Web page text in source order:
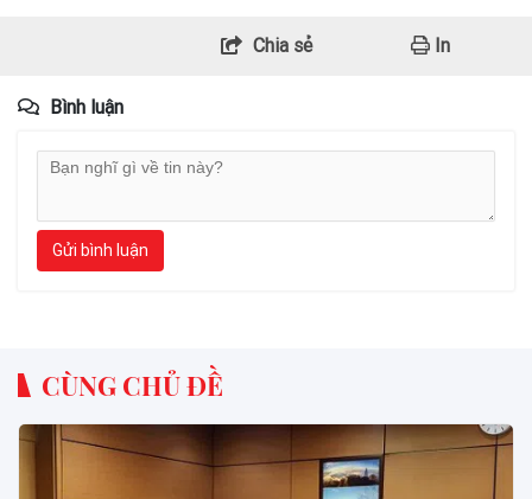
Chia sẻ In
Bình luận
Gửi bình luận
CÙNG CHỦ ĐỀ